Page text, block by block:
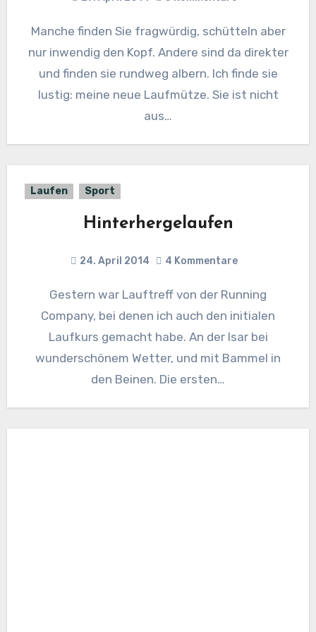
Manche finden Sie fragwürdig, schütteln aber
nur inwendig den Kopf. Andere sind da direkter
und finden sie rundweg albern. Ich finde sie
lustig: meine neue Laufmütze. Sie ist nicht
aus…
Laufen Sport
Hinterhergelaufen
24. April 2014 4 Kommentare
Gestern war Lauftreff von der Running
Company, bei denen ich auch den initialen
Laufkurs gemacht habe. An der Isar bei
wunderschönem Wetter, und mit Bammel in
den Beinen. Die ersten…